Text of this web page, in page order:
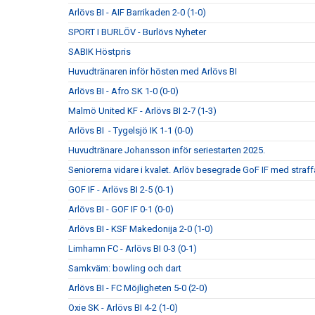
Arlövs BI - AIF Barrikaden 2-0 (1-0)
SPORT I BURLÖV - Burlövs Nyheter
SABIK Höstpris
Huvudtränaren inför hösten med Arlövs BI
Arlövs BI - Afro SK 1-0 (0-0)
Malmö United KF - Arlövs BI 2-7 (1-3)
Arlövs BI - Tygelsjö IK 1-1 (0-0)
Huvudtränare Johansson inför seriestarten 2025.
Seniorerna vidare i kvalet. Arlöv besegrade GoF IF med
GOF IF - Arlövs BI 2-5 (0-1)
Arlövs BI - GOF IF 0-1 (0-0)
Arlövs BI - KSF Makedonija 2-0 (1-0)
Limhamn FC - Arlövs BI 0-3 (0-1)
Samkväm: bowling och dart
Arlövs BI - FC Möjligheten 5-0 (2-0)
Oxie SK - Arlövs BI 4-2 (1-0)